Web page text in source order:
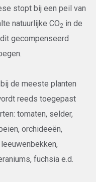
stopt bij een peil van
natuurlijke CO2 in de
gecompenseerd
de meeste planten
reeds toegepast
tomaten, selder,
orchideeën,
fuchsia e.d.